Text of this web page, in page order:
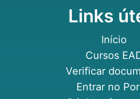
Links
Início
Cursos
Verificar
Entrar no